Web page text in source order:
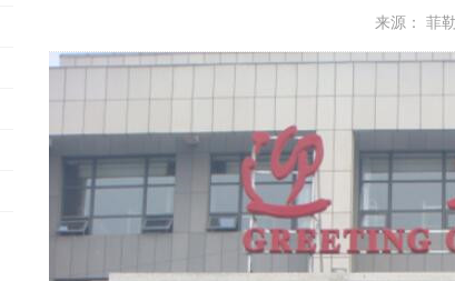
来源： 菲